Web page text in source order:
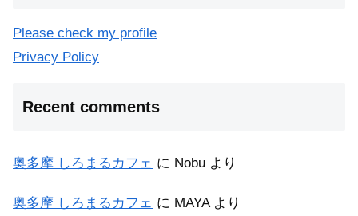
Please check my profile
Privacy Policy
Recent comments
奥多摩 しろまるカフェ に Nobu より
奥多摩 しろまるカフェ に MAYAより